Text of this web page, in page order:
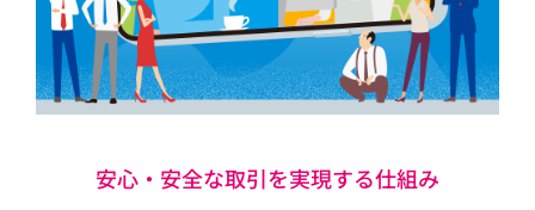
安心・安全な取引を実現する仕組み